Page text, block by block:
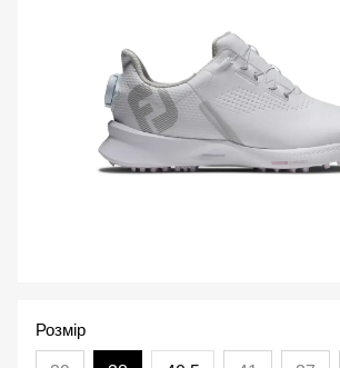
Розмір